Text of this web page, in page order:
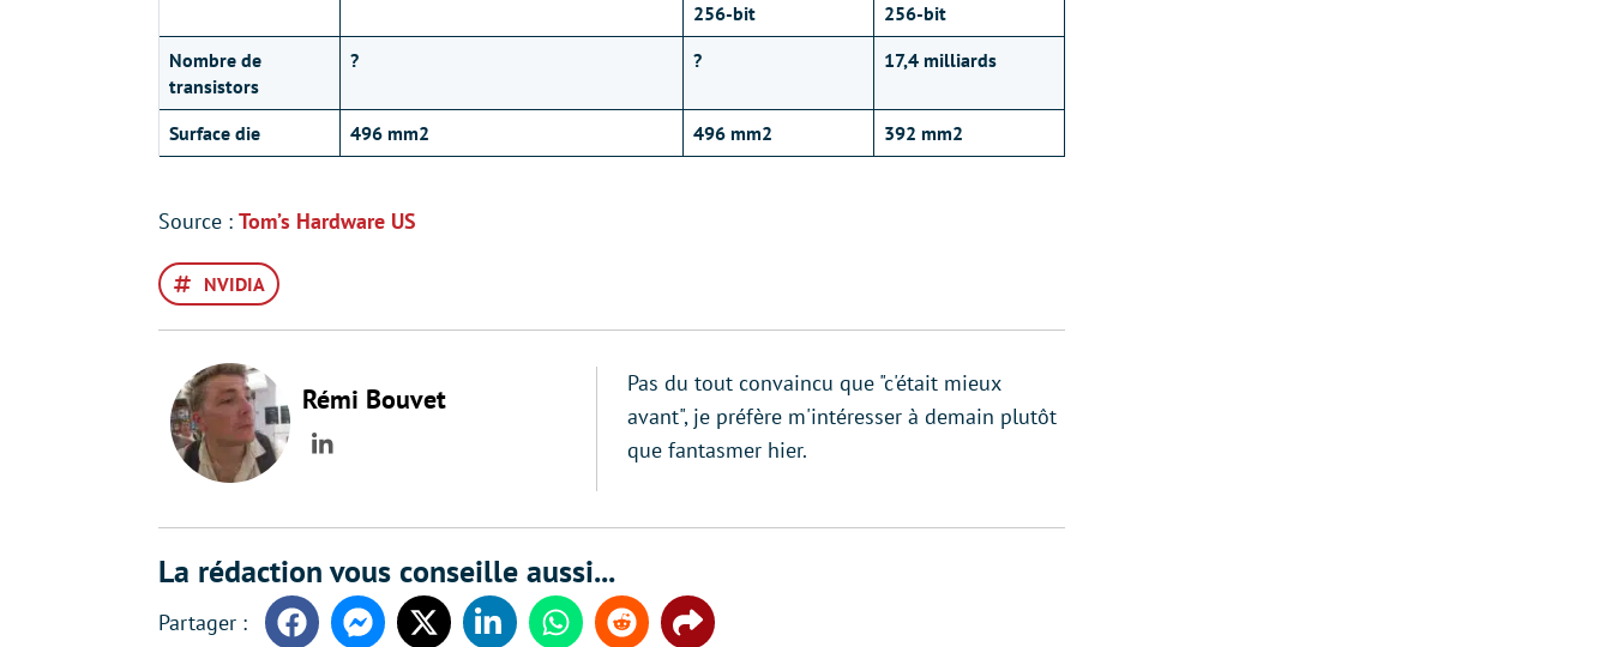
256-bit
256-bit
Nombre de
transistors
? ? 17,4 milliards
Surface die 496 mm2 496 mm2 392 mm2
Source : Tom’s Hardware US
NVIDIA
Rémi Bouvet
LinkedIn
Pas du tout convaincu que "c'était mieux
avant", je préfère m'intéresser à demain plutôt
que fantasmer hier.
La rédaction vous conseille aussi...
FacebookMessengerTwitter LinkedinWhatsappReddit Share